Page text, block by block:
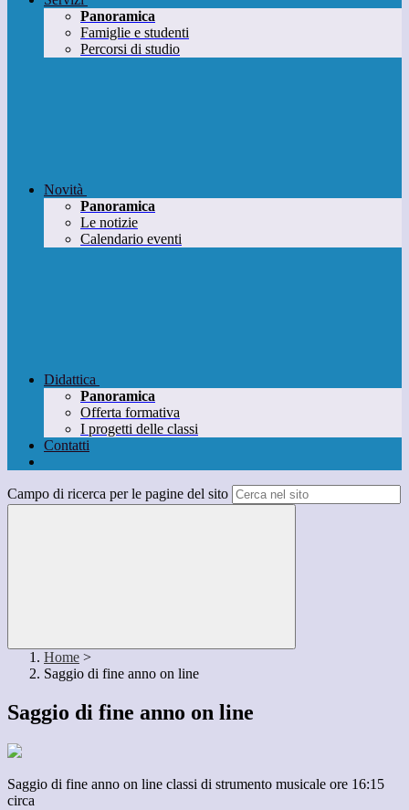
Panoramica
Famiglie e studenti
Percorsi di studio
Novità
Panoramica
Le notizie
Calendario eventi
Didattica
Panoramica
Offerta formativa
I progetti delle classi
Contatti
Campo di ricerca per le pagine del sito
Home >
Saggio di fine anno on line
Saggio di fine anno on line
Saggio di fine anno on line classi di strumento musicale ore 16:15
circa